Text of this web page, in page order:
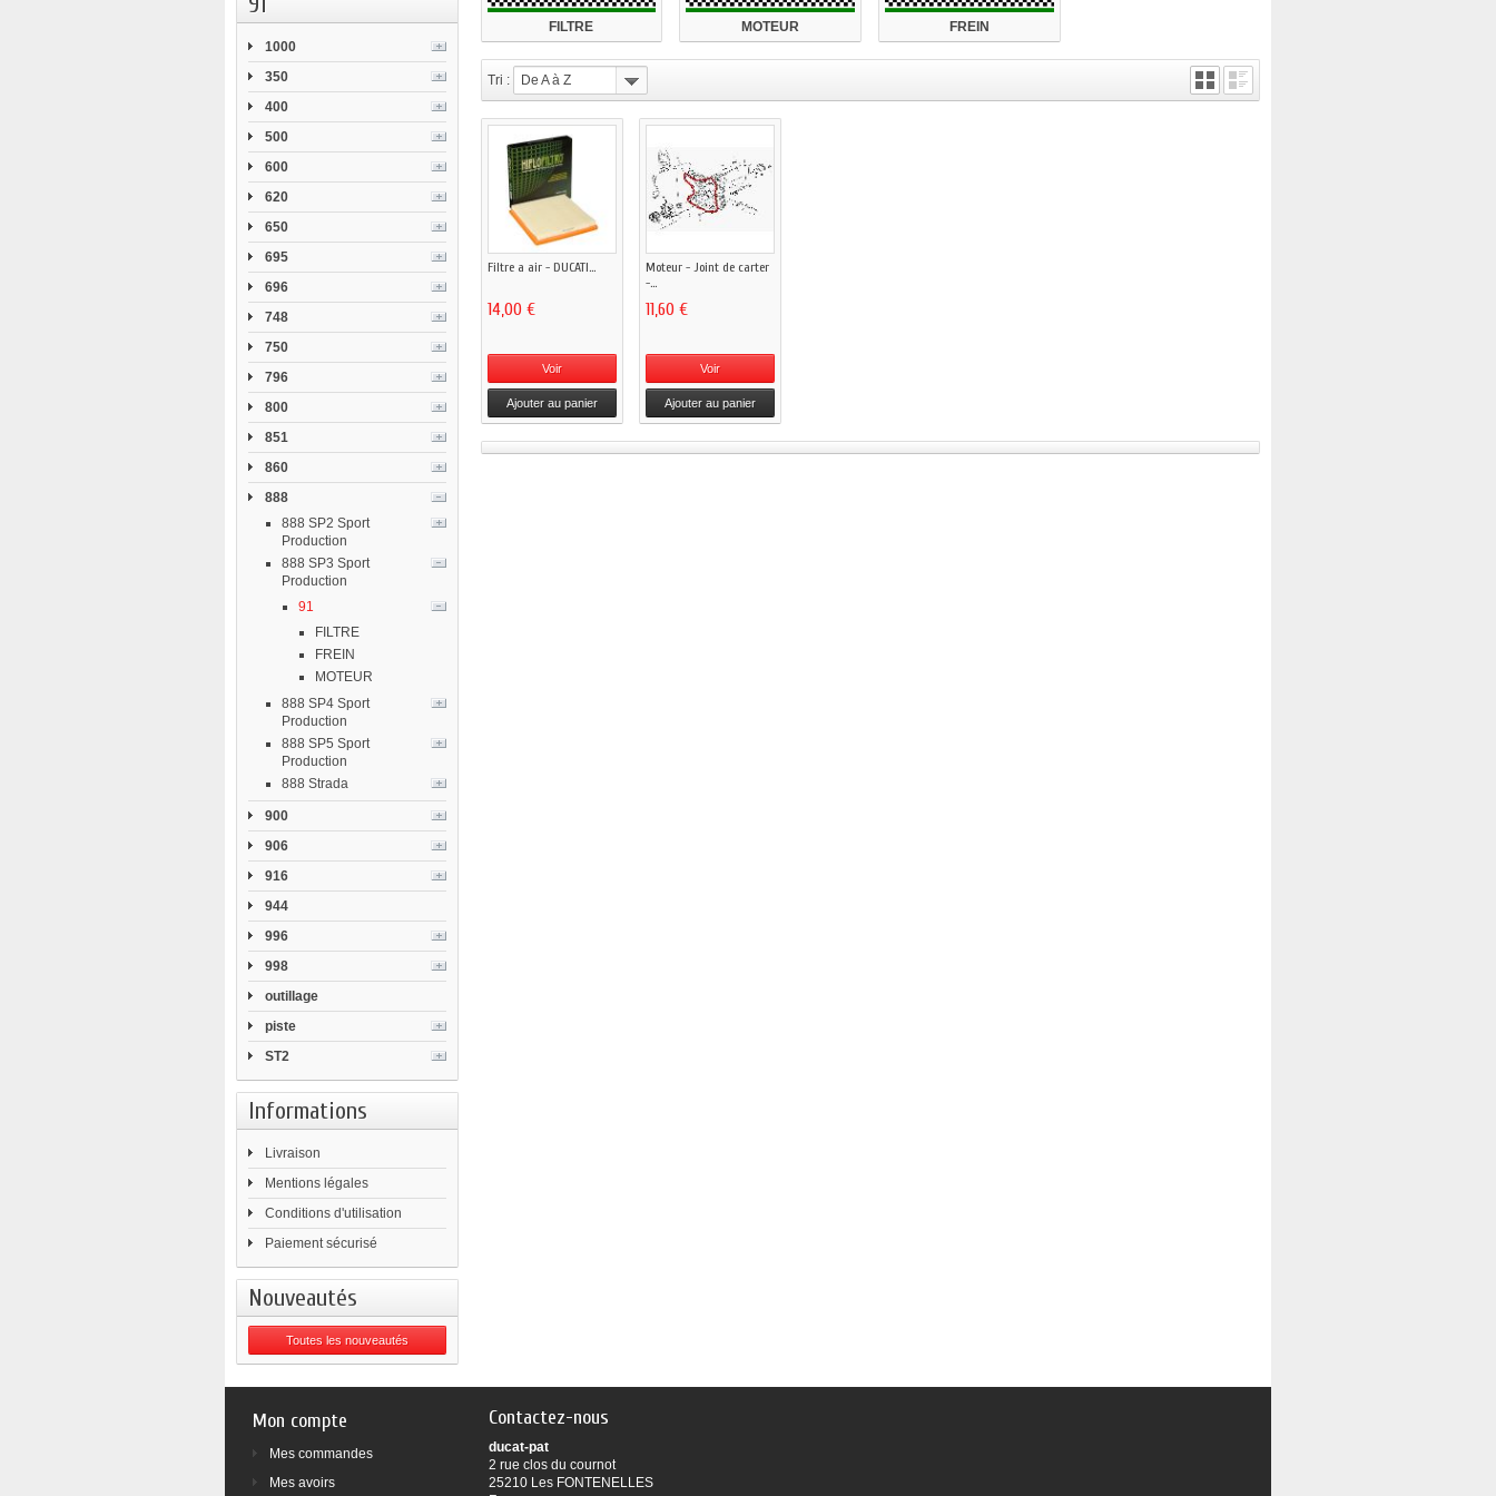
1000
350
400
500
600
620
650
695
696
748
750
796
800
851
860
888
888 SP2 Sport
Production
888 SP3 Sport
Production
91
FILTRE
FREIN
MOTEUR
888 SP4 Sport
Production
888 SP5 Sport
Production
888 Strada
900
906
916
944
996
998
outillage
piste
ST2
Informations
Livraison
Mentions légales
Conditions d'utilisation
Paiement sécurisé
Nouveautés
Toutes les nouveautés
FILTRE MOTEUR FREIN
Tri : De A à Z
Filtre a air - DUCATI...
14,00 €
Voir
Ajouter au panier
Moteur - Joint de carter
-...
11,60 €
Voir
Ajouter au panier
Mon compte
Mes commandes
Mes avoirs
Contactez-nous
ducat-pat
2 rue clos du cournot
25210 Les FONTENELLES